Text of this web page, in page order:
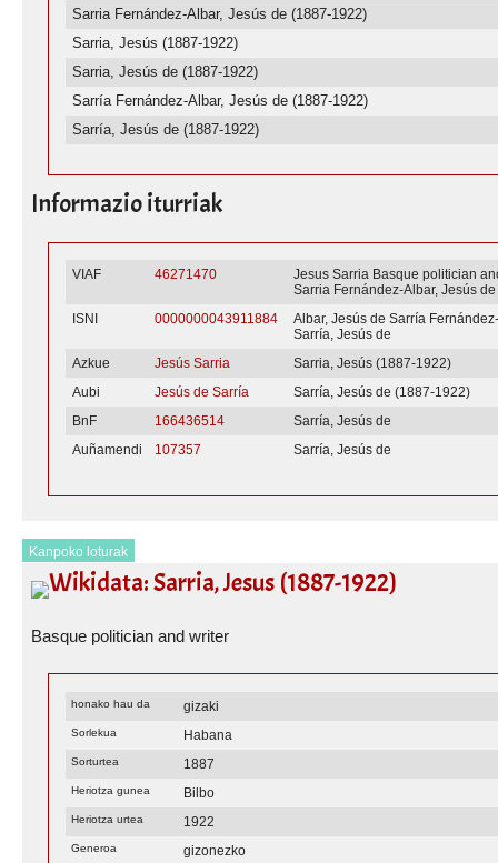
Sarria Fernández-Albar, Jesús de (1887-1922)
Sarria, Jesús (1887-1922)
Sarria, Jesús de (1887-1922)
Sarría Fernández-Albar, Jesús de (1887-1922)
Sarría, Jesús de (1887-1922)
Informazio iturriak
VIAF 46271470
Jesus Sarria Basque politician
Sarria Fernández-Albar, Jesús de
ISNI
0000000043911884
Albar, Jesús de Sarría
Sarría, Jesús de
Azkue
Jesús Sarria
Sarria, Jesús (1887-1922)
Aubi
Jesús de Sarría
Sarría, Jesús de (1887-1922)
BnF
166436514
Sarría, Jesús de
Auñamendi
107357 Sarría, Jesús de
Kanpoko loturak
Wikidata: Sarria, Jesus (1887-1922)
Basque politician and writer
honako hau da gizaki
Sorlekua Habana
Sorturtea 1887
Heriotza gunea Bilbo
Heriotza urtea 1922
Generoa gizonezko